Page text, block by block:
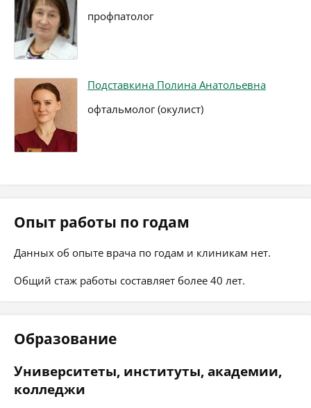
профпатолог
Подставкина Полина Анатольевна
офтальмолог (окулист)
Опыт работы по годам
Данных об опыте врача по годам и клиникам нет.
Общий стаж работы составляет более 40 лет.
Образование
Университеты, институты, академии,
колледжи